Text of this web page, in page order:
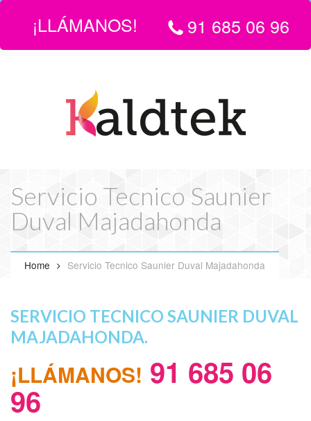
LLÁMANOS:916 850 696 | EMAIL
info@servicio-tecnico-de-
calderas-en-madrid.com
Servicio Tecnico Saunier
Duval Majadahonda
Home Servicio Tecnico Saunier Duval Majadahonda
SERVICIO TECNICO SAUNIER DUVAL
MAJADAHONDA.
¡LLÁMANOS! 91 685 06
96
¡LLÁMANOS! 91 685 06 96